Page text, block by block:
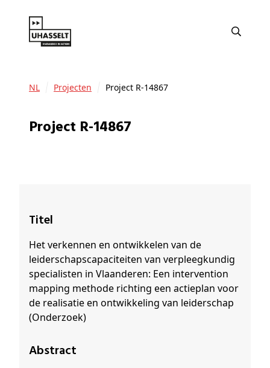
NL Projecten Project R-14867
Project R-14867
Titel
Het verkennen en ontwikkelen van de
leiderschapscapaciteiten van verpleegkundig
specialisten in Vlaanderen: Een intervention
mapping methode richting een actieplan voor
de realisatie en ontwikkeling van leiderschap
(Onderzoek)
Abstract